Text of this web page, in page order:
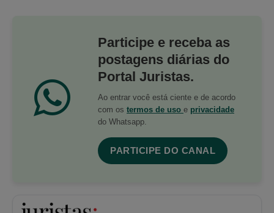
Participe e receba as
postagens diárias do
Portal Juristas.
Ao entrar você está ciente e de acordo
com os termos de uso e privacidade
do Whatsapp.
PARTICIPE DO CANAL